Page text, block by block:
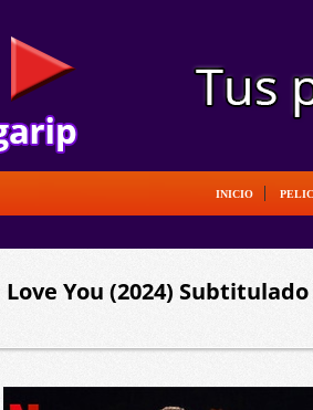
INICIO
You (2024) Subtitulado